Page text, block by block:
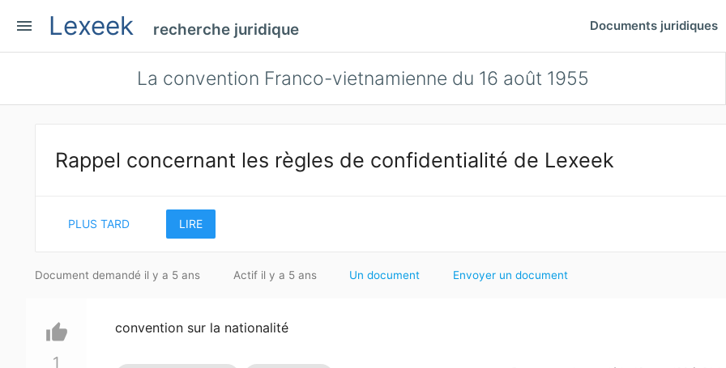
menu Lexeek recherche juridique Documents juridiques
La convention Franco-vietnamienne du 16 août 1955
Rappel concernant les règles de confidentialité de Lexeek
PLUS TARD LIRE
Document demandé il y a 5 ans Actif il y a 5 ans Un document Envoyer un document
thumb_up
1
convention sur la nationalité